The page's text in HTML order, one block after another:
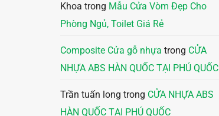
Khoa trong Mẫu Cửa Vòm Đẹp Cho
Phòng Ngủ, Toilet Giá Rẻ
Composite Cửa gỗ nhựa trong CỬA
NHỰA ABS HÀN QUỐC TẠI PHÚ QUỐC
Trần tuấn long trong CỬA NHỰA ABS
HÀN QUỐC TẠI PHÚ QUỐC